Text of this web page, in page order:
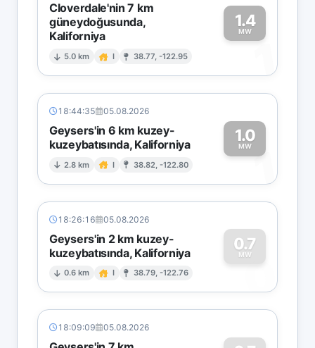
Cloverdale'nin 7 km
güneydoğusunda,
Kaliforniya
5.0 km I 38.77, -122.95
1.4
MW
1
18:44:35 05.08.2026
Geysers'in 6 km kuzey-
kuzeybatısında, Kaliforniya
2.8 km I 38.82, -122.80
1.0
MW1
18:26:16 05.08.2026
Geysers'in 2 km kuzey-
kuzeybatısında, Kaliforniya
0.6 km I 38.79, -122.76
0.7
MW
0
18:09:09 05.08.2026